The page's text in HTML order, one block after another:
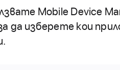
Mobile Device
да изберете кои